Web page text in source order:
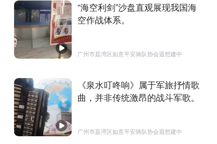
“海空利剑”沙盘直观展现我国海
空作战体系。
广州市荔湾区如意平安骑队协会遐想建中
《泉水叮咚响》属于军旅抒情歌
曲，并非传统激昂的战斗军歌。
广州市荔湾区如意平安骑队协会遐想建中